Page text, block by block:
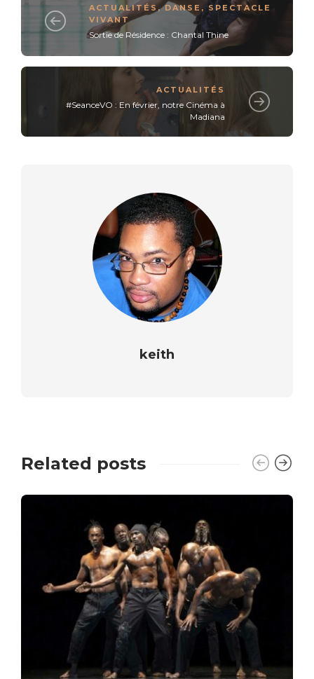
ACTUALITÉS ,DANSE , SPECTACLE
VIVANT
Sortie de Résidence : Chantal Thine
ACTUALITÉS
#SeanceVO : En février, notre Cinéma à
Madiana
keith
Related posts